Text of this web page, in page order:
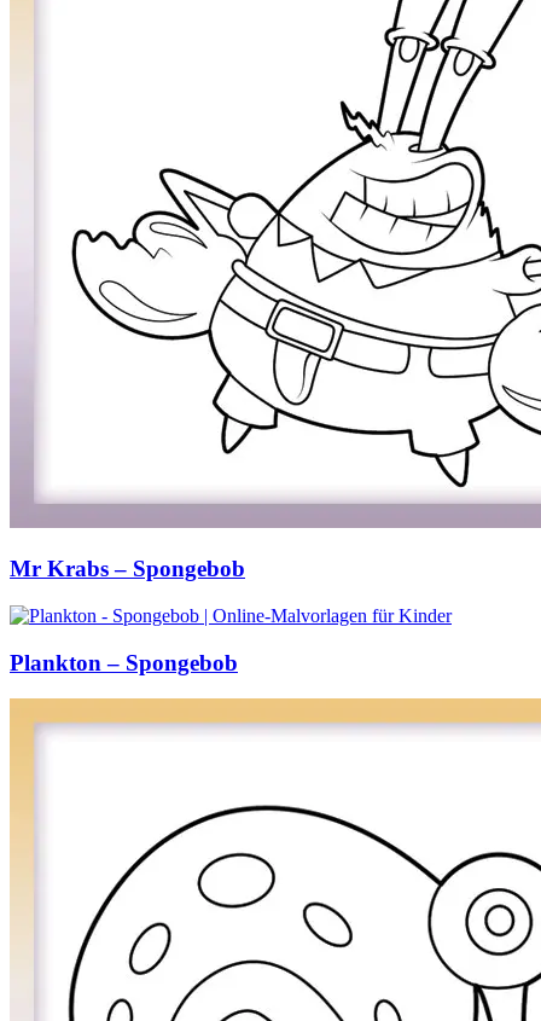
Winter und Weihnachten
Nezaradené
Unkategorisiert
Mr Krabs – Spongebob
Plankton – Spongebob